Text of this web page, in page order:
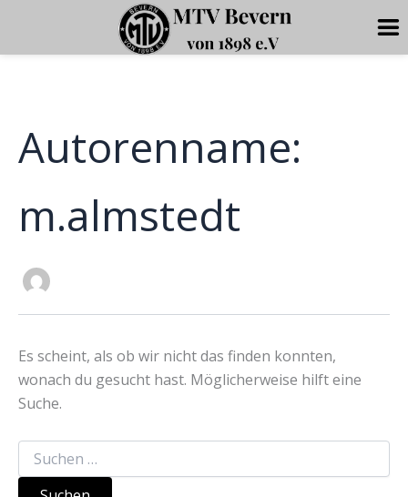
Autorenname:
m.almstedt
Es scheint, als ob wir nicht das finden konnten,
wonach du gesucht hast. Möglicherweise hilft eine
Suche.
Suchen
nach: